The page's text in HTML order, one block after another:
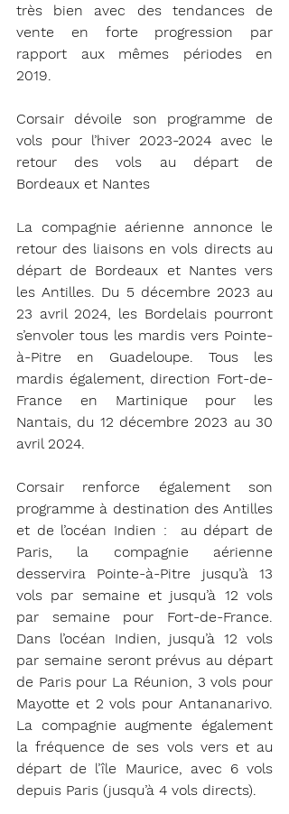
très bien avec des tendances de
vente en forte progression par
rapport aux mêmes périodes en
2019.
Corsair dévoile son programme de
vols pour l’hiver 2023-2024 avec le
retour des vols au départ de
Bordeaux et Nantes
La compagnie aérienne annonce le
retour des liaisons en vols directs au
départ de Bordeaux et Nantes vers
les Antilles. Du 5 décembre 2023 au
23 avril 2024, les Bordelais pourront
s’envoler tous les mardis vers Pointe-
à-Pitre en Guadeloupe. Tous les
mardis également, direction Fort-de-
France en Martinique pour les
Nantais, du 12 décembre 2023 au 30
avril 2024.
Corsair renforce également son
programme à destination des Antilles
et de l’océan Indien :  au départ de
Paris, la compagnie aérienne
desservira Pointe-à-Pitre jusqu’à 13
vols par semaine et jusqu’à 12 vols
par semaine pour Fort-de-France.
Dans l’océan Indien, jusqu’à 12 vols
par semaine seront prévus au départ
de Paris pour La Réunion, 3 vols pour
Mayotte et 2 vols pour Antananarivo.
La compagnie augmente également
la fréquence de ses vols vers et au
départ de l’île Maurice, avec 6 vols
depuis Paris (jusqu’à 4 vols directs).